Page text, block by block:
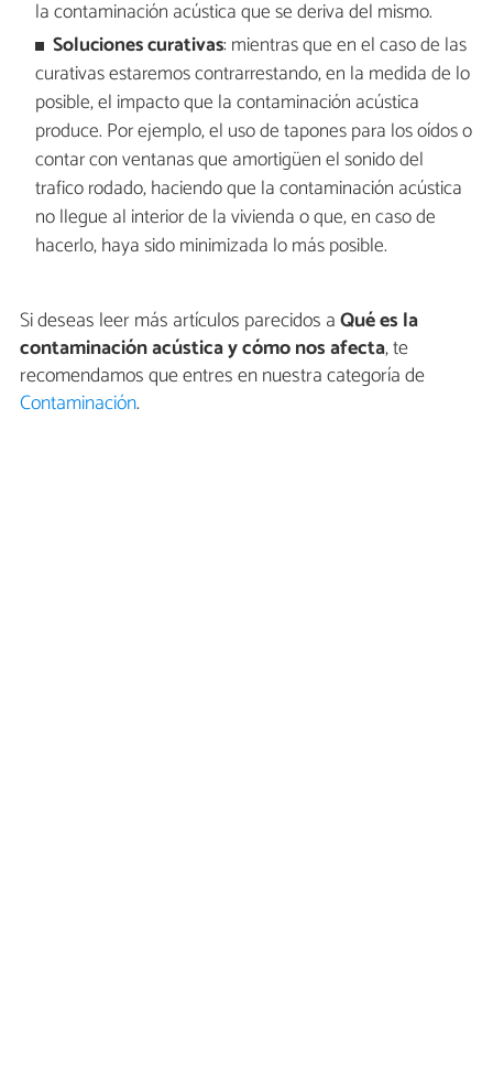
la contaminación acústica que se deriva del mismo.
Soluciones curativas: mientras que en el caso de las
curativas estaremos contrarrestando, en la medida de lo
posible, el impacto que la contaminación acústica
produce. Por ejemplo, el uso de tapones para los oídos o
contar con ventanas que amortigüen el sonido del
trafico rodado, haciendo que la contaminación acústica
no llegue al interior de la vivienda o que, en caso de
hacerlo, haya sido minimizada lo más posible.
Si deseas leer más artículos parecidos aQué es la
contaminación acústica y cómo nos afecta, te
recomendamos que entres en nuestra categoría de
Contaminación.